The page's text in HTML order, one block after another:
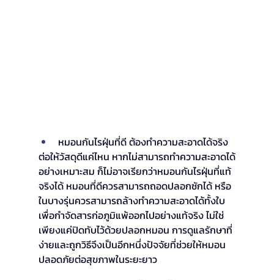
หมอนกันไรฝุ่นที่ดี ต้องทำความสะอาดได้จริง
ต่อให้วัสดุดีแค่ไหน หากไม่สามารถทำความสะอาดได้
อย่างเหมาะสม ก็ไม่อาจเรียกว่าหมอนกันไรฝุ่นที่แท้
จริงได้ หมอนที่ดีควรสามารถถอดปลอกซักได้ หรือ
ในบางรุ่นควรสามารถล้างทำความสะอาดได้ทั้งใบ
เพื่อกำจัดสารก่อภูมิแพ้ออกไปอย่างแท้จริง ไม่ใช่
เพียงแค่ปิดทับไว้ด้วยปลอกหมอน การดูแลรักษาที่
ง่ายและถูกวิธีจึงเป็นอีกหนึ่งปัจจัยที่ช่วยให้หมอน
ปลอดภัยต่อสุขภาพในระยะยาว